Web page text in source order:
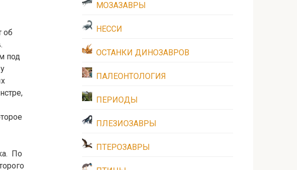
об
под
По
МОЗАЗАВРЫ
НЕССИ
ОСТАНКИ ДИНОЗАВРОВ
ПАЛЕОНТОЛОГИЯ
ПЕРИОДЫ
ПЛЕЗИОЗАВРЫ
ПТЕРОЗАВРЫ